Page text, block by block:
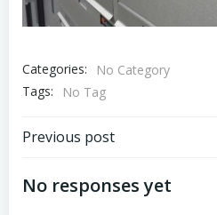
Categories:
No Category
Tags:
No Tag
Bericht
navigatie
Previous post
No responses yet